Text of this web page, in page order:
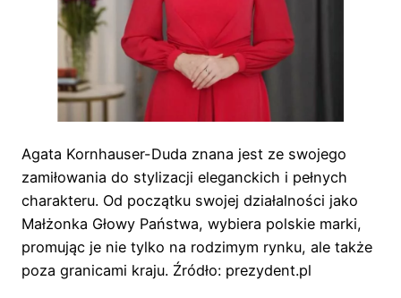
Agata Kornhauser-Duda znana jest ze swojego
zamiłowania do stylizacji eleganckich i pełnych
charakteru. Od początku swojej działalności jako
Małżonka Głowy Państwa, wybiera polskie marki,
promując je nie tylko na rodzimym rynku, ale także
poza granicami kraju. Źródło: prezydent.pl